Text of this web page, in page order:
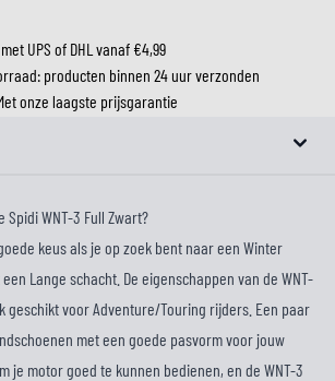
UPS of DHL vanaf €4,99
producten binnen 24 uur verzonden
onze laagste prijsgarantie
WNT-3 Full Zwart?
keus als je op zoek bent naar een Winter
Lange schacht. De eigenschappen van de WNT-
geschikt voor Adventure/Touring rijders. Een paar
met een goede pasvorm voor jouw
je motor goed te kunnen bedienen, en de WNT-3